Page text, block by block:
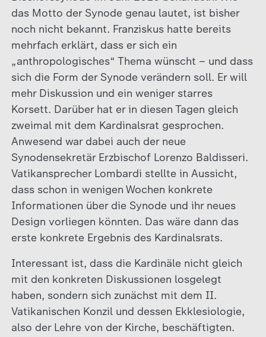
das Motto der Synode genau lautet, ist bisher
noch nicht bekannt. Franziskus hatte bereits
mehrfach erklärt, dass er sich ein
„anthropologisches“ Thema wünscht – und dass
sich die Form der Synode verändern soll. Er will
mehr Diskussion und ein weniger starres
Korsett. Darüber hat er in diesen Tagen gleich
zweimal mit dem Kardinalsrat gesprochen.
Anwesend war dabei auch der neue
Synodensekretär Erzbischof Lorenzo Baldisseri.
Vatikansprecher Lombardi stellte in Aussicht,
dass schon in wenigen Wochen konkrete
Informationen über die Synode und ihr neues
Design vorliegen könnten. Das wäre dann das
erste konkrete Ergebnis des Kardinalsrats.
Interessant ist, dass die Kardinäle nicht gleich
mit den konkreten Diskussionen losgelegt
haben, sondern sich zunächst mit dem II.
Vatikanischen Konzil und dessen Ekklesiologie,
also der Lehre von der Kirche, beschäftigten.